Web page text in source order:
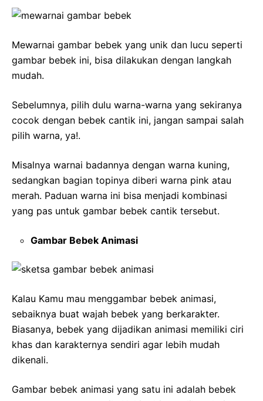
Mewarnai gambar bebek yang unik dan lucu seperti
gambar bebek ini, bisa dilakukan dengan langkah
mudah.
Sebelumnya, pilih dulu warna-warna yang sekiranya
cocok dengan bebek cantik ini, jangan sampai salah
pilih warna, ya!.
Misalnya warnai badannya dengan warna kuning,
sedangkan bagian topinya diberi warna pink atau
merah. Paduan warna ini bisa menjadi kombinasi
yang pas untuk gambar bebek cantik tersebut.
Gambar Bebek Animasi
Kalau Kamu mau menggambar bebek animasi,
sebaiknya buat wajah bebek yang berkarakter.
Biasanya, bebek yang dijadikan animasi memiliki ciri
khas dan karakternya sendiri agar lebih mudah
dikenali.
Gambar bebek animasi yang satu ini adalah bebek